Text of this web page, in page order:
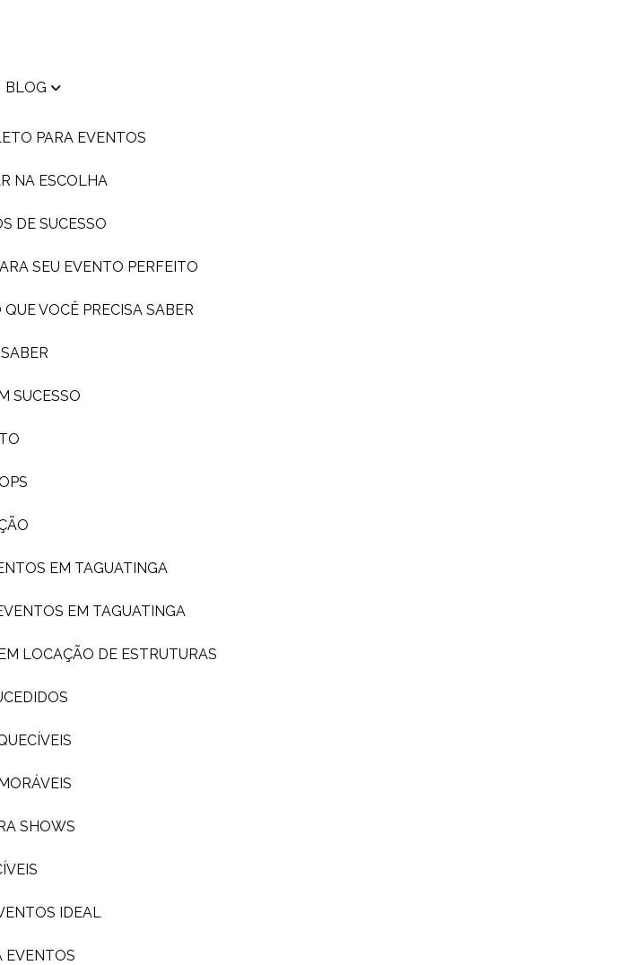
BLOG
PARA EVENTOS
NA ESCOLHA
DE SUCESSO
SEU EVENTO PERFEITO
VOCÊ PRECISA SABER
SUCESSO
EM TAGUATINGA
EM TAGUATINGA
LOCAÇÃO DE ESTRUTURAS
SHOWS
IDEAL
EVENTOS